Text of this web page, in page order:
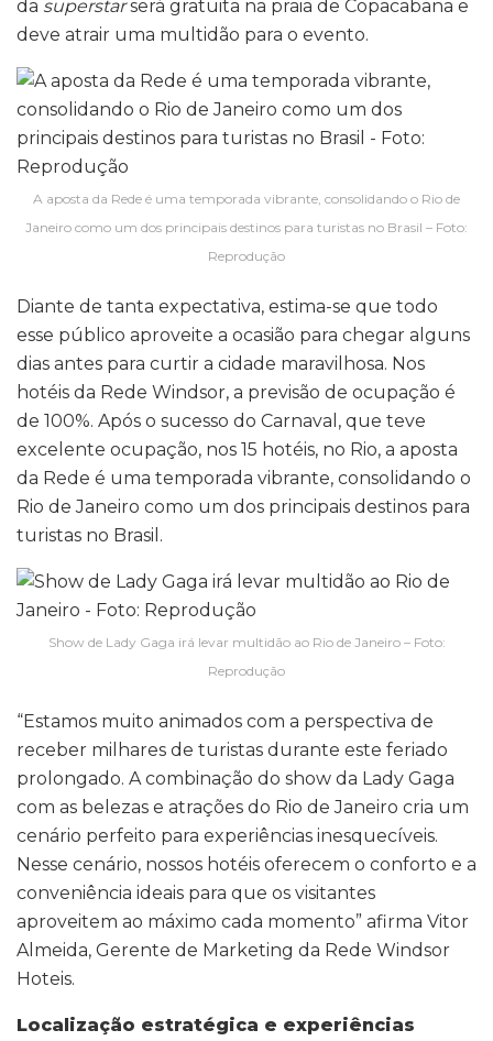
da superstarserá gratuita na praia de Copacabana e
deve atrair uma multidão para o evento.
A aposta da Rede é uma temporada vibrante, consolidando o Rio de
Janeiro como um dos principais destinos para turistas no Brasil – Foto:
Reprodução
Diante de tanta expectativa, estima-se que todo
esse público aproveite a ocasião para chegar alguns
dias antes para curtir a cidade maravilhosa. Nos
hotéis da Rede Windsor, a previsão de ocupação é
de 100%. Após o sucesso do Carnaval, que teve
excelente ocupação, nos 15 hotéis, no Rio, a aposta
da Rede é uma temporada vibrante, consolidando o
Rio de Janeiro como um dos principais destinos para
turistas no Brasil.
Show de Lady Gaga irá levar multidão ao Rio de Janeiro – Foto:
Reprodução
“Estamos muito animados com a perspectiva de
receber milhares de turistas durante este feriado
prolongado. A combinação do show da Lady Gaga
com as belezas e atrações do Rio de Janeiro cria um
cenário perfeito para experiências inesquecíveis.
Nesse cenário, nossos hotéis oferecem o conforto e a
conveniência ideais para que os visitantes
aproveitem ao máximo cada momento” afirma Vitor
Almeida, Gerente de Marketing da Rede Windsor
Hoteis.
Localização estratégica e experiências